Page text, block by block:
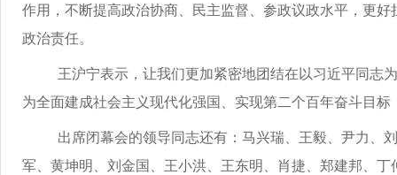
作用，不断提高政治协商、民主监督、参政议政水平，更
政治责任。
王沪宁表示，让我们更加紧密地团结在以习近平同志为
为全面建成社会主义现代化强国、实现第二个百年奋斗目
出席闭幕会的领导同志还有：马兴瑞、王毅、尹力、刘
军、黄坤明、刘金国、王小洪、王东明、肖捷、郑建邦、